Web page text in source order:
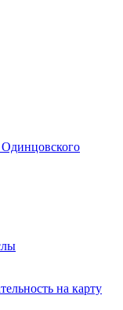
на карту